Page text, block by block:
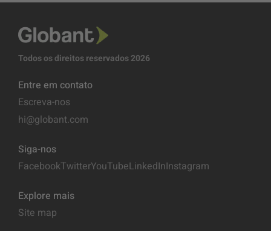
Todos os direitos reservados 2026
Entre em contato
Escreva-nos
hi@globant.com
Siga-nos
FacebookTwitterYouTubeLinkedInInstagram
Explore mais
Site map